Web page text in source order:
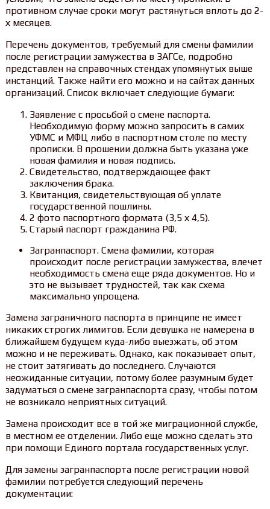
противном случае сроки могут растянуться вплоть до 2-
х месяцев.
Перечень документов, требуемый для смены фамилии
после регистрации замужества в ЗАГСе, подробно
представлен на справочных стендах упомянутых выше
инстанций. Также найти его можно и на сайтах данных
организаций. Список включает следующие бумаги:
Заявление с просьбой о смене паспорта.
Необходимую форму можно запросить в самих
УФМС и МФЦ либо в паспортном столе по месту
прописки. В прошении должна быть указана уже
новая фамилия и новая подпись.
Свидетельство, подтверждающее факт
заключения брака.
Квитанция, свидетельствующая об уплате
государственной пошлины.
2 фото паспортного формата (3,5 х 4,5).
Старый паспорт гражданина РФ.
Загранпаспорт. Смена фамилии, которая
происходит после регистрации замужества, влечет
необходимость смена еще ряда документов. Но и
это не вызывает трудностей, так как схема
максимально упрощена.
Замена заграничного паспорта в принципе не имеет
никаких строгих лимитов. Если девушка не намерена в
ближайшем будущем куда-либо выезжать, об этом
можно и не переживать. Однако, как показывает опыт,
не стоит затягивать до последнего. Случаются
неожиданные ситуации, потому более разумным будет
задуматься о смене загранпаспорта сразу, чтобы потом
не возникало неприятных ситуаций.
Замена происходит все в той же миграционной службе,
в местном ее отделении. Либо еще можно сделать это
при помощи Единого портала государственных услуг.
Для замены загранпаспорта после регистрации новой
фамилии потребуется следующий перечень
документации: